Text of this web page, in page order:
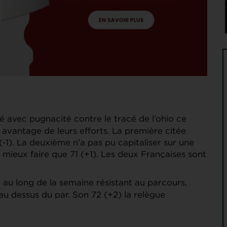
avec pugnacité contre le tracé de l’ohio ce
de leurs efforts. La première citée
La deuxième n’a pas pu capitaliser sur une
faire que 71 (+1). Les deux Françaises sont
long de la semaine résistant au parcours,
dessus du par. Son 72 (+2) la relègue